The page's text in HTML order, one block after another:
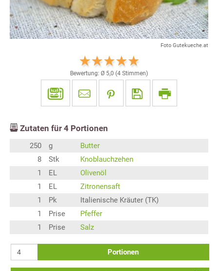
Foto Gutekueche.at
Bewertung: Ø 5,0 (4 Stimmen)
Zutaten für 4 Portionen
250 g
Butter
8
Stk
Knoblauchzehen
1
EL
Olivenöl
1
EL
Zitronensaft
1
Pk
Italienische Kräuter (TK)
1
Prise
Pfeffer
1
Prise Salz
Portionen